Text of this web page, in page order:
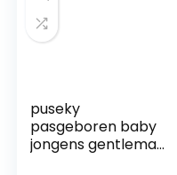
puseky
pasgeboren baby
jongens gentleman